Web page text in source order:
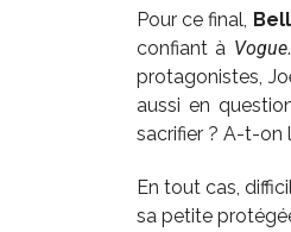
Pour ce final,
confiant à Vogue
protagonistes,
aussi en
sacrifier ? A-t-on
En tout cas,
sa petite